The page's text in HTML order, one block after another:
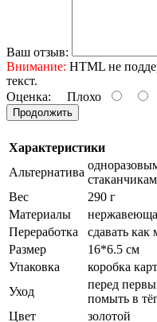
Ваш отзыв:
Внимание: HTML не
текст.
Оценка: Плохо
Продолжить
Характеристики
Альтернатива
стаканчикам
Вес
290 г
Материалы
Переработка
сдавать как
Размер
16*6.5 см
Упаковка
коробка
Уход
перед
помыть в
Цвет
золотой